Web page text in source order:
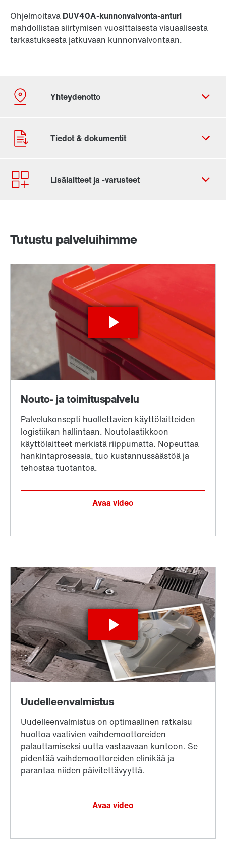
Ohjelmoitava DUV40A-kunnonvalvonta-anturi
mahdollistaa siirtymisen vuosittaisesta visuaalisesta
tarkastuksesta jatkuvaan kunnonvalvontaan.
SEW Suomi yhteystiedot
Tutustu palveluihimme
Avaa video
Avaa video